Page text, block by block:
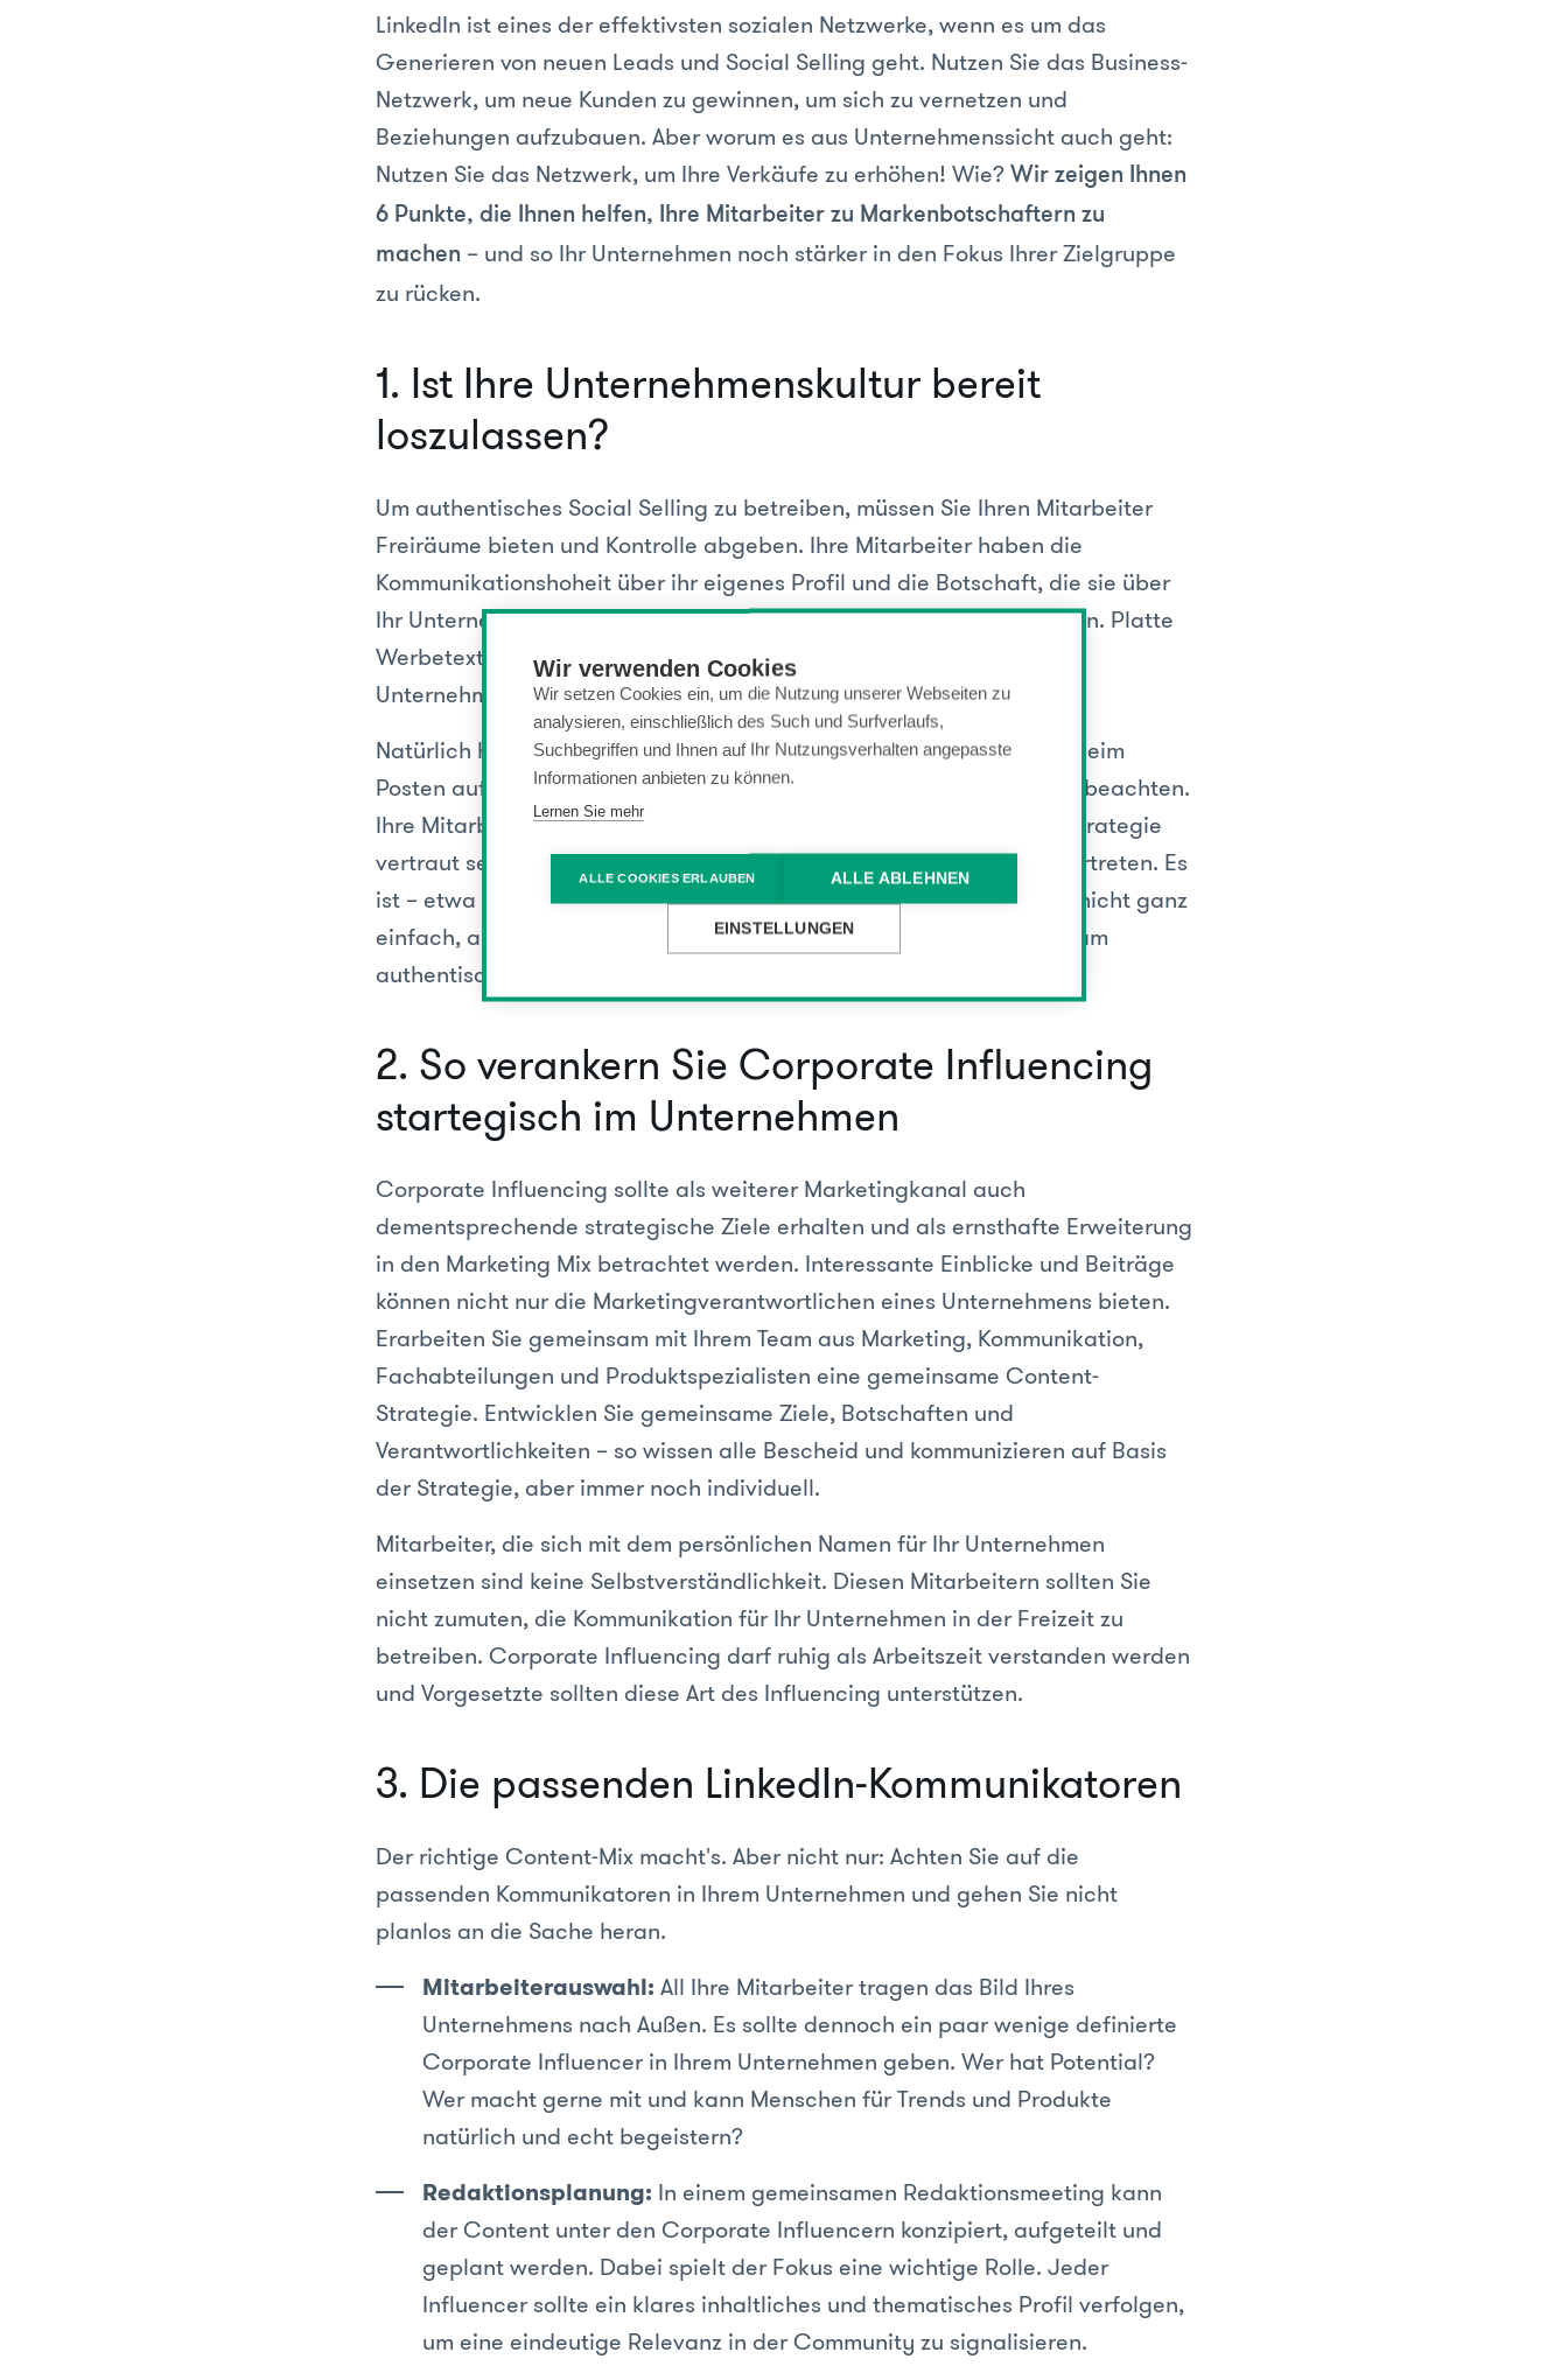
Wir verwenden Cookies
Wir setzen Cookies ein, um die Nutzung unserer Webseiten zu
analysieren, einschließlich des Such und Surfverlaufs,
Suchbegriffen und Ihnen auf Ihr Nutzungsverhalten angepasste
Informationen anbieten zu können.
Lernen Sie mehr
ALLE COOKIES ERLAUBEN ALLE ABLEHNEN
EINSTELLUNGEN
LinkedIn ist eines der effektivsten sozialen Netzwerke, wenn es um das
Generieren von neuen Leads und Social Selling geht. Nutzen Sie das Business-
Netzwerk, um neue Kunden zu gewinnen, um sich zu vernetzen und
Beziehungen aufzubauen. Aber worum es aus Unternehmenssicht auch geht:
Nutzen Sie das Netzwerk, um Ihre Verkäufe zu erhöhen! Wie? Wir zeigen Ihnen
6 Punkte, die Ihnen helfen, Ihre Mitarbeiter zu Markenbotschaftern zu
machen – und so Ihr Unternehmen noch stärker in den Fokus Ihrer Zielgruppe
zu rücken.
1. Ist Ihre Unternehmenskultur bereit
loszulassen?
Um authentisches Social Selling zu betreiben, müssen Sie Ihren Mitarbeiter
Freiräume bieten und Kontrolle abgeben. Ihre Mitarbeiter haben die
Kommunikationshoheit über ihr eigenes Profil und die Botschaft, die sie über
Ihr Unternehmen verbreiten, sollte in eigenen Worten verfasst werden. Platte
Werbetexte werden auf LinkedIn genauso ignoriert wie auf
Unternehmensseiten.
Natürlich hat auch Ihr Mitarbeiter – aka Unternehmensinfluencer – beim
Posten auf LinkedIn gewisse Normen und Social-Media-Guidlines zu beachten.
Ihre Mitarbeiter sollten soweit mit Ihrem Unternehmen und dessen Strategie
vertraut sein, dass Sie die Werte Ihres Unternehmens kennen und vertreten. Es
ist – etwa für eine gut auftestellte Marketingabteilung – manchmal nicht ganz
einfach, aber zu viel Kontrolle schadet und hindert Ihre Mitarbeiter am
authentischen Corporate Influencing.
2. So verankern Sie Corporate Influencing
startegisch im Unternehmen
Corporate Influencing sollte als weiterer Marketingkanal auch
dementsprechende strategische Ziele erhalten und als ernsthafte Erweiterung
in den Marketing Mix betrachtet werden. Interessante Einblicke und Beiträge
können nicht nur die Marketingverantwortlichen eines Unternehmens bieten.
Erarbeiten Sie gemeinsam mit Ihrem Team aus Marketing, Kommunikation,
Fachabteilungen und Produktspezialisten eine gemeinsame Content-
Strategie. Entwicklen Sie gemeinsame Ziele, Botschaften und
Verantwortlichkeiten – so wissen alle Bescheid und kommunizieren auf Basis
der Strategie, aber immer noch individuell.
Mitarbeiter, die sich mit dem persönlichen Namen für Ihr Unternehmen
einsetzen sind keine Selbstverständlichkeit. Diesen Mitarbeitern sollten Sie
nicht zumuten, die Kommunikation für Ihr Unternehmen in der Freizeit zu
betreiben. Corporate Influencing darf ruhig als Arbeitszeit verstanden werden
und Vorgesetzte sollten diese Art des Influencing unterstützen.
3. Die passenden LinkedIn-Kommunikatoren
Der richtige Content-Mix macht's. Aber nicht nur: Achten Sie auf die
passenden Kommunikatoren in Ihrem Unternehmen und gehen Sie nicht
planlos an die Sache heran.
Mitarbeiterauswahl: All Ihre Mitarbeiter tragen das Bild Ihres
Unternehmens nach Außen. Es sollte dennoch ein paar wenige definierte
Corporate Influencer in Ihrem Unternehmen geben. Wer hat Potential?
Wer macht gerne mit und kann Menschen für Trends und Produkte
natürlich und echt begeistern?
Redaktionsplanung: In einem gemeinsamen Redaktionsmeeting kann
der Content unter den Corporate Influencern konzipiert, aufgeteilt und
geplant werden. Dabei spielt der Fokus eine wichtige Rolle. Jeder
Influencer sollte ein klares inhaltliches und thematisches Profil verfolgen,
um eine eindeutige Relevanz in der Community zu signalisieren.